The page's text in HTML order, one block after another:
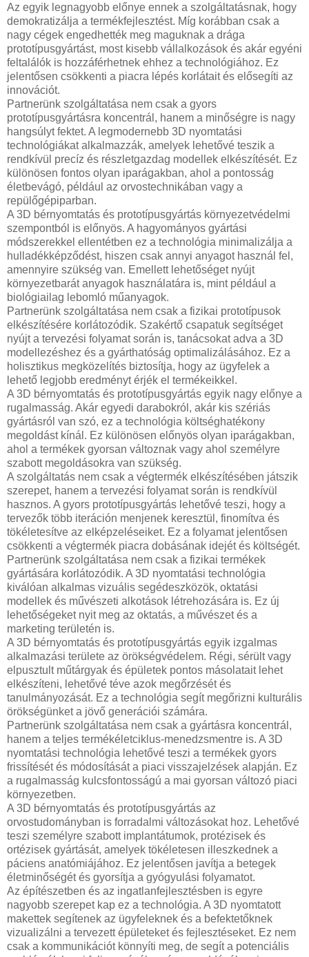
Az egyik legnagyobb előnye ennek a szolgáltatásnak, hogy
demokratizálja a termékfejlesztést. Míg korábban csak a
nagy cégek engedhették meg maguknak a drága
prototípusgyártást, most kisebb vállalkozások és akár egyéni
feltalálók is hozzáférhetnek ehhez a technológiához. Ez
jelentősen csökkenti a piacra lépés korlátait és elősegíti az
innovációt.
Partnerünk szolgáltatása nem csak a gyors
prototípusgyártásra koncentrál, hanem a minőségre is nagy
hangsúlyt fektet. A legmodernebb 3D nyomtatási
technológiákat alkalmazzák, amelyek lehetővé teszik a
rendkívül precíz és részletgazdag modellek elkészítését. Ez
különösen fontos olyan iparágakban, ahol a pontosság
életbevágó, például az orvostechnikában vagy a
repülőgépiparban.
A 3D bérnyomtatás és prototípusgyártás környezetvédelmi
szempontból is előnyös. A hagyományos gyártási
módszerekkel ellentétben ez a technológia minimalizálja a
hulladékképződést, hiszen csak annyi anyagot használ fel,
amennyire szükség van. Emellett lehetőséget nyújt
környezetbarát anyagok használatára is, mint például a
biológiailag lebomló műanyagok.
Partnerünk szolgáltatása nem csak a fizikai prototípusok
elkészítésére korlátozódik. Szakértő csapatuk segítséget
nyújt a tervezési folyamat során is, tanácsokat adva a 3D
modellezéshez és a gyárthatóság optimalizálásához. Ez a
holisztikus megközelítés biztosítja, hogy az ügyfelek a
lehető legjobb eredményt érjék el termékeikkel.
A 3D bérnyomtatás és prototípusgyártás egyik nagy előnye a
rugalmasság. Akár egyedi darabokról, akár kis szériás
gyártásról van szó, ez a technológia költséghatékony
megoldást kínál. Ez különösen előnyös olyan iparágakban,
ahol a termékek gyorsan változnak vagy ahol személyre
szabott megoldásokra van szükség.
A szolgáltatás nem csak a végtermék elkészítésében játszik
szerepet, hanem a tervezési folyamat során is rendkívül
hasznos. A gyors prototípusgyártás lehetővé teszi, hogy a
tervezők több iteráción menjenek keresztül, finomítva és
tökéletesítve az elképzeléseiket. Ez a folyamat jelentősen
csökkenti a végtermék piacra dobásának idejét és költségét.
Partnerünk szolgáltatása nem csak a fizikai termékek
gyártására korlátozódik. A 3D nyomtatási technológia
kiválóan alkalmas vizuális segédeszközök, oktatási
modellek és művészeti alkotások létrehozására is. Ez új
lehetőségeket nyit meg az oktatás, a művészet és a
marketing területén is.
A 3D bérnyomtatás és prototípusgyártás egyik izgalmas
alkalmazási területe az örökségvédelem. Régi, sérült vagy
elpusztult műtárgyak és épületek pontos másolatait lehet
elkészíteni, lehetővé téve azok megőrzését és
tanulmányozását. Ez a technológia segít megőrizni kulturális
örökségünket a jövő generációi számára.
Partnerünk szolgáltatása nem csak a gyártásra koncentrál,
hanem a teljes termékéletciklus-menedzsmentre is. A 3D
nyomtatási technológia lehetővé teszi a termékek gyors
frissítését és módosítását a piaci visszajelzések alapján. Ez
a rugalmasság kulcsfontosságú a mai gyorsan változó piaci
környezetben.
A 3D bérnyomtatás és prototípusgyártás az
orvostudományban is forradalmi változásokat hoz. Lehetővé
teszi személyre szabott implantátumok, protézisek és
ortézisek gyártását, amelyek tökéletesen illeszkednek a
páciens anatómiájához. Ez jelentősen javítja a betegek
életminőségét és gyorsítja a gyógyulási folyamatot.
Az építészetben és az ingatlanfejlesztésben is egyre
nagyobb szerepet kap ez a technológia. A 3D nyomtatott
makettek segítenek az ügyfeleknek és a befektetőknek
vizualizálni a tervezett épületeket és fejlesztéseket. Ez nem
csak a kommunikációt könnyíti meg, de segít a potenciális